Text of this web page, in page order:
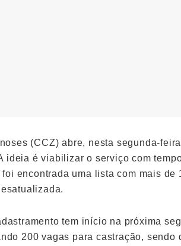
(CCZ) abre, nesta segunda-
ideia é viabilizar o serviço com
encontrada uma lista com mais de
tem início na próxima
200 vagas para castração, sendo